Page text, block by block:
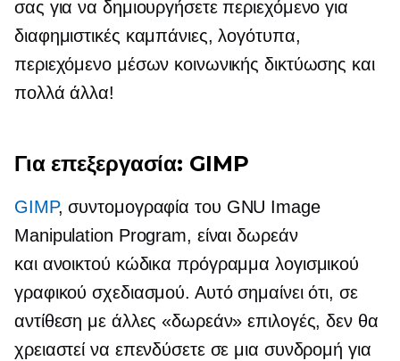
σας για να δημιουργήσετε περιεχόμενο για
διαφημιστικές καμπάνιες, λογότυπα,
περιεχόμενο μέσων κοινωνικής δικτύωσης και
πολλά άλλα!
Για επεξεργασία: GIMP
GIMP, συντομογραφία του GNU Image
Manipulation Program, είναι δωρεάν
και ανοικτού κώδικα πρόγραμμα λογισμικού
γραφικού σχεδιασμού. Αυτό σημαίνει ότι, σε
αντίθεση με άλλες «δωρεάν» επιλογές, δεν θα
χρειαστεί να επενδύσετε σε μια συνδρομή για